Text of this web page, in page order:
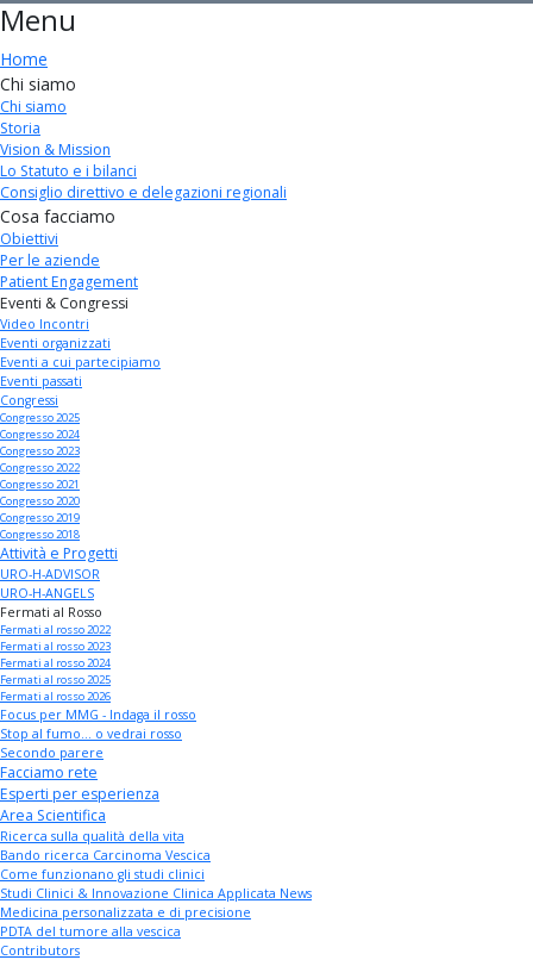
Menu
Home
Chi siamo
Chi siamo
Storia
Vision & Mission
Lo Statuto e i bilanci
Consiglio direttivo e delegazioni regionali
Cosa facciamo
Obiettivi
Per le aziende
Patient Engagement
Eventi & Congressi
Video Incontri
Eventi organizzati
Eventi a cui partecipiamo
Eventi passati
Congressi
Congresso 2025
Congresso 2024
Congresso 2023
Congresso 2022
Congresso 2021
Congresso 2020
Congresso 2019
Congresso 2018
Attività e Progetti
URO-H-ADVISOR
URO-H-ANGELS
Fermati al Rosso
Fermati al rosso 2022
Fermati al rosso 2023
Fermati al rosso 2024
Fermati al rosso 2025
Fermati al rosso 2026
Focus per MMG - Indaga il rosso
Stop al fumo... o vedrai rosso
Secondo parere
Facciamo rete
Esperti per esperienza
Area Scientifica
Ricerca sulla qualità della vita
Bando ricerca Carcinoma Vescica
Come funzionano gli studi clinici
Studi Clinici & Innovazione Clinica Applicata News
Medicina personalizzata e di precisione
PDTA del tumore alla vescica
Contributors